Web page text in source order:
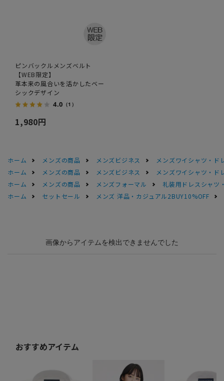
ピンバックルメンズベルト
【WEB限定】
革本来の風合いを活かしたベー
シックデザイン
4.0 （1）
1,980円
ホーム メンズの商品 メンズビジネス
メンズワイシャツ・ド
ホーム
メンズの商品 メンズビジネス
メンズワイシャツ・ド
ホーム
メンズの商品 メンズフォーマル
礼装用ドレスシャツ
ホーム
セットセール メンズ 洋品・カジュアル2BUY10%OFF